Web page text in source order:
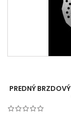
PREDNÝ